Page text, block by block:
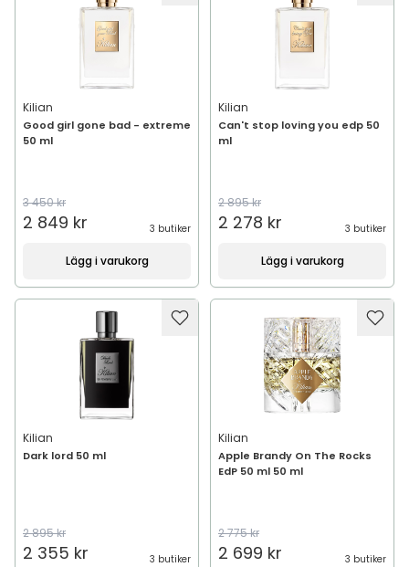
Kilian
Good girl gone bad - extreme
50 ml
3 450 kr
2 849 kr 3 butiker
Lägg i varukorg
Kilian
Can't stop loving you edp 50
ml
2 895 kr
2 278 kr 3 butiker
Lägg i varukorg
Kilian
Dark lord 50 ml
2 895 kr
2 355 kr 3 butiker
Kilian
Apple Brandy On The Rocks
EdP 50 ml 50 ml
2 775 kr
2 699 kr 3 butiker